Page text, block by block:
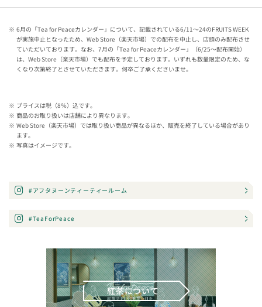
6月の「Tea for Peaceカレンダー」について、記載されている6/11～24のFRUITS WEEK
が実施中止となったため、Web Store（楽天市場）での配布を中止し、店頭のみ配布させ
ていただいております。なお、7月の「Tea for Peaceカレンダー」（6/25～配布開始）
は、Web Store（楽天市場）でも配布を予定しております。いずれも数量限定のため、な
くなり次第終了とさせていただきます。何卒ご了承くださいませ。
プライスは税（8％）込です。
商品のお取り扱いは店舗により異なります。
Web Store（楽天市場）では取り扱い商品が異なるほか、販売を終了している場合があり
ます。
写真はイメージです。
#アフタヌーンティーティールーム
#TeaForPeace
紅茶について